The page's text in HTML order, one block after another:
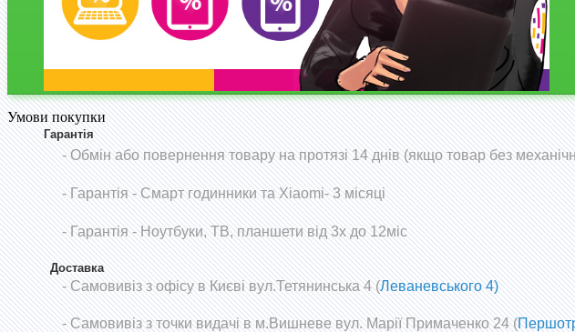
Умови покупки
Гарантія
- Обмін або повернення товару на протязі 14 днів (якщо товар без
-Гарантія - Смарт годинники та Xiaomi- 3 місяці
- Гарантія - Ноутбуки, ТВ, планшети від 3х до 12міс
Доставка
- Самовивіз з офісу в Києві вул.Тетянинська 4 (Леваневського 4)
- Самовивіз з точки видачі в м.Вишневе вул. Марії Примаченко 24 (